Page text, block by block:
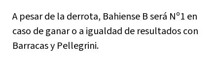
A pesar de la derrota, Bahiense B será Nº1 en
caso de ganar o a igualdad de resultados con
Barracas y Pellegrini.